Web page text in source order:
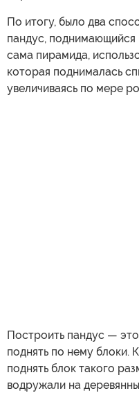
По итогу, было два
пандус, поднимающийся
сама пирамида,
которая поднималась
увеличиваясь по мере
Построить пандус —
поднять по нему блоки.
поднять блок такого
водружали на